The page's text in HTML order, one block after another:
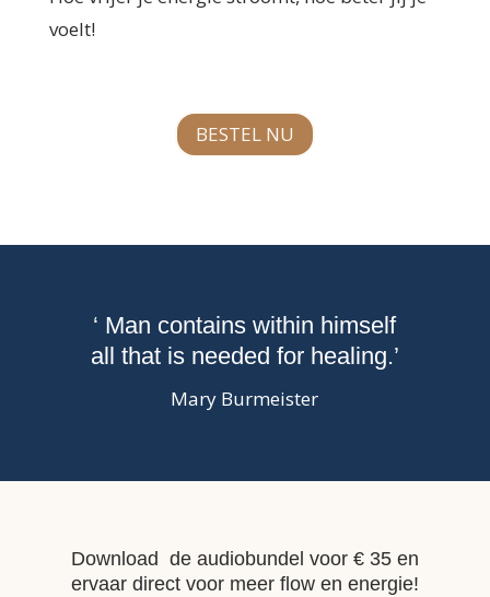
voelt!
BESTEL NU
‘ Man contains within himself
all that is needed for healing.’
Mary Burmeister
Download de audiobundel voor € 35 en
ervaar direct voor meer flow en energie!